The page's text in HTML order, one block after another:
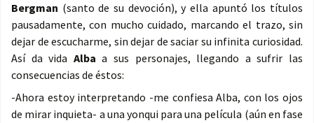
Bergman (santo de su devoción), y ella apuntó los títulos
pausadamente, con mucho cuidado, marcando el trazo, sin
dejar de escucharme, sin dejar de saciar su infinita curiosidad.
Así da vida Alba a sus personajes, llegando a sufrir las
consecuencias de éstos:
-Ahora estoy interpretando -me confiesa Alba, con los ojos
de mirar inquieta- a una yonqui para una película (aún en fase